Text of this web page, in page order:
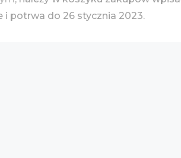
potrwa do 26 stycznia 2023.